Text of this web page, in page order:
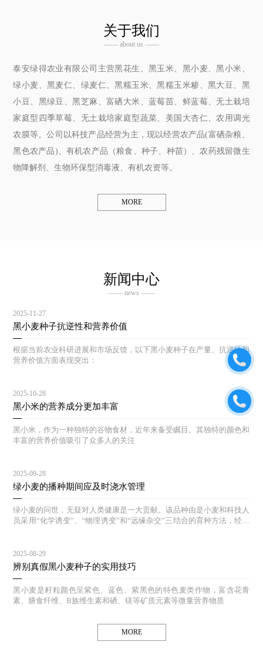
关于我们
—— about us ——
泰安绿得农业有限公司主营黑花生、黑玉米、黑小麦、黑小米、
绿小麦、黑麦仁、绿麦仁、黑糯玉米、黑糯玉米糁、黑大豆、黑
小豆、黑绿豆、黑芝麻、富硒大米、蓝莓苗、鲜蓝莓、无土栽培
家庭型四季草莓、无土栽培家庭型蔬菜、美国大杏仁、农用调光
农膜等。公司以科技产品经营为主，现以经营农产品(富硒杂粮、
黑色农产品)、有机农产品（粮食、种子、种苗）、农药残留微生
物降解剂、生物环保型消毒液、有机农资等。
MORE
新闻中心
—— news ——
2025-11-27
黑小麦种子抗逆性和营养价值
根据当前农业科研进展和市场反馈，以下黑小麦种子在产量、抗逆性和
营养价值方面表现突出：
2025-10-28
黑小米的营养成分更加丰富
黑小米，作为一种独特的谷物食材，近年来备受瞩目。其独特的颜色和
丰富的营养价值吸引了众多人的关注
2025-09-28
绿小麦的播种期间应及时浇水管理
绿小麦的问世，无疑对人类健康是一大贡献。该品种由是小麦和科技人
员采用“化学诱变”、“物理诱变”和“远缘杂交”三结合的育种方法，经过
2025-08-29
辨别真假黑小麦种子的实用技巧
黑小麦是籽粒颜色呈紫色、蓝色、紫黑色的特色麦类作物，富含花青
素、膳食纤维、B族维生素和硒、镁等矿质元素等微量营养物质
MORE